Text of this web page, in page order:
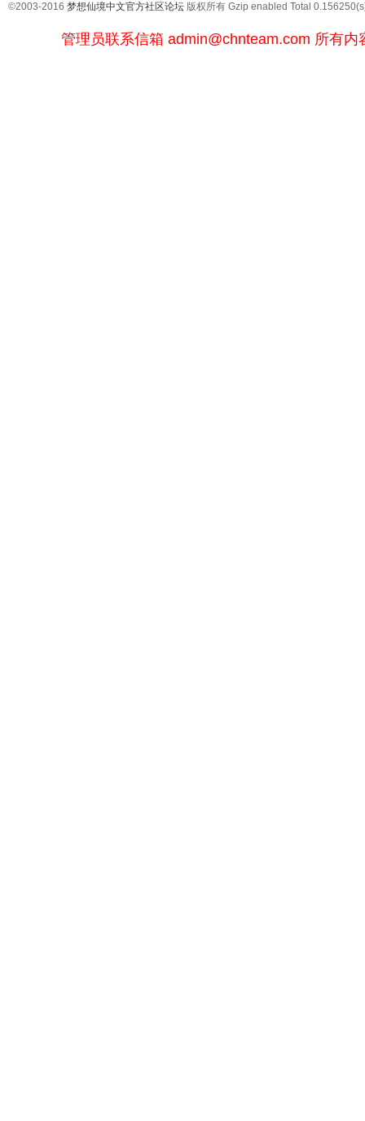
©2003-2016 梦想仙境中文官方社区论坛 版权所有 Gzip enabled Total
管理员联系信箱 admin@chnteam.com 所有内